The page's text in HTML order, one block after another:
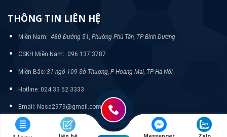
THÔNG TIN LIÊN HỆ
Miền Nam: 480 Đường 51, Phường Phú Tân, TP Bình Dương
CSKH Miền Nam: 096 137 3787
Miền Bắc: 31 ngõ 109 Sở Thượng, P Hoàng Mai, TP Hà Nội
Hotline: 024 33 52 3333
Email: Nasa2979@gmail.com